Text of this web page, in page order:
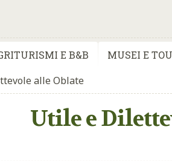
E B&B MUSEI E
alle Oblate
Utile e